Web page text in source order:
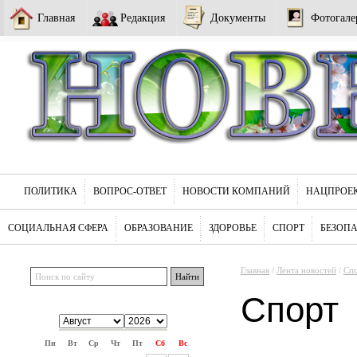
Главная Редакция Документы
ПОЛИТИКА ВОПРОС-ОТВЕТ НОВОСТИ КОМПАНИЙ
СОЦИАЛЬНАЯ СФЕРА ОБРАЗОВАНИЕ ЗДОРОВЬЕ СПОРТ
Пн Вт Ср Чт Пт Сб Вс
Главная / Лента новостей /
Спорт